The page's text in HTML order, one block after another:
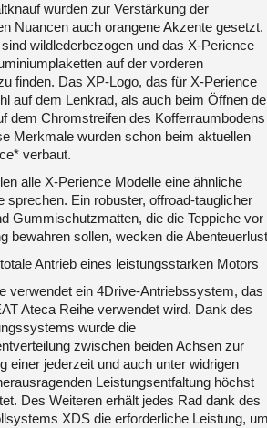
wurden zur Verstärkung der
Nuancen auch orangene Akzente gesetzt.
wildlederbezogen und das X-Perience
auf der vorderen
finden. Das XP-Logo, das für X-Perience
auf dem Lenkrad, als auch beim Öffnen
dem Chromstreifen des Kofferraumbodens
Merkmale wurden schon beim aktuellen
verbaut.
alle X-Perience Modelle eine ähnliche
sprechen. Ein robuster, offroad-tauglicher
Gummischutzmatten, die die Teppiche vor
bewahren sollen, wecken die
Antrieb eines leistungsstarken Motors
verwendet ein 4Drive-Antriebssystem, das
Ateca Reihe verwendet wird. Dank des
wurde die
zwischen beiden Achsen zur
einer jederzeit und auch unter widrigen
Leistungsentfaltung höchst
Des Weiteren erhält jedes Rad dank des
XDS die erforderliche Leistung,